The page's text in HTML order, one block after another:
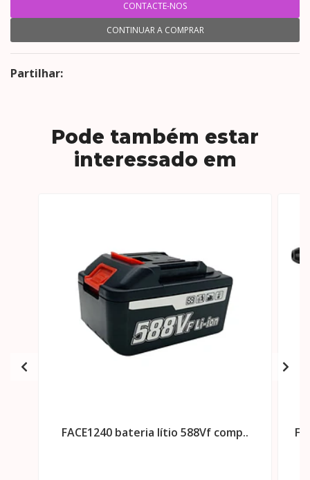
CONTACTE-NOS
CONTINUAR A COMPRAR
Partilhar:
Pode também estar
interessado em
FACE1240 bateria lítio 588Vf comp..